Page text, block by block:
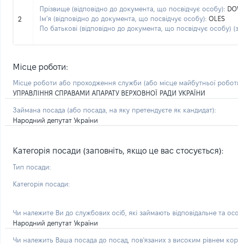
2
Прізвище (відповідно до документа, що посвідчує особу):
Ім’я (відповідно до документа, що посвідчує особу): OLES
По батькові (відповідно до документа, що посвідчує особу)
Місце роботи:
Місце роботи або проходження служби (або місце майбутньої
УПРАВЛІННЯ СПРАВАМИ АПАРАТУ ВЕРХОВНОЇ РАДИ УКРАЇНИ
Займана посада (або посада, на яку претендуєте як кандидат):
Народний депутат України
Категорія посади (заповніть, якщо це вас стосується):
Тип посади:
Категорія посади:
Чи належите Ви до службових осіб, які займають відповідальне та
Народний депутат України
Чи належить Ваша посада до посад, пов'язаних з високим рівнем